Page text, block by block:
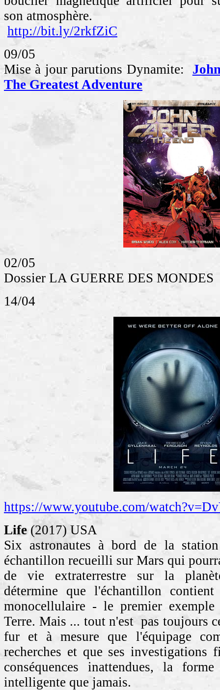
son atmosphère.
http://bit.ly/2rkfZiC
09/05
Mise à jour parutions Dynamite:
The Greatest Adventure
02/05
Dossier LA GUERRE DES MONDES
14/04
https://www.youtube.com/
Life(2017) USA
Six astronautes à bord de la
échantillon recueilli sur Mars qui
de vie extraterrestre sur la
détermine que l'échantillon
monocellulaire - le premier
Terre. Mais ... tout n'est pas toujours
fur et à mesure que l'équipage
recherches et que ses investigations
conséquences inattendues, la
intelligente que jamais.